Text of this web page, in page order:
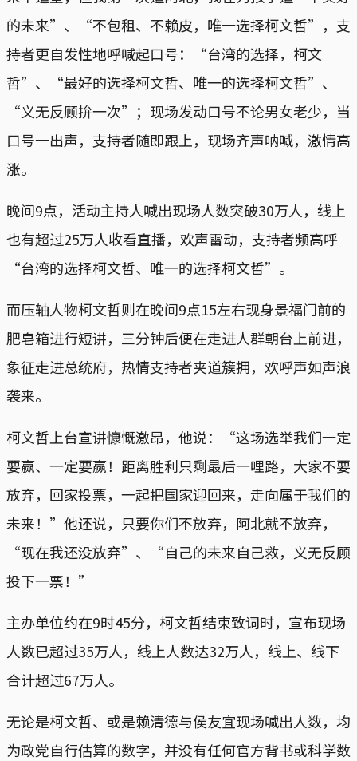
的未来”、“不包租、不赖皮，唯一选择柯文哲”，支
持者更自发性地呼喊起口号：“台湾的选择，柯文
哲”、“最好的选择柯文哲、唯一的选择柯文哲”、
“义无反顾拚一次”；现场发动口号不论男女老少，当
口号一出声，支持者随即跟上，现场齐声呐喊，激情高
涨。
晚间9点，活动主持人喊出现场人数突破30万人，线上
也有超过25万人收看直播，欢声雷动，支持者频高呼
“台湾的选择柯文哲、唯一的选择柯文哲”。
而压轴人物柯文哲则在晚间9点15左右现身景福门前的
肥皂箱进行短讲，三分钟后便在走进人群朝台上前进，
象征走进总统府，热情支持者夹道簇拥，欢呼声如声浪
袭来。
柯文哲上台宣讲慷慨激昂，他说：“这场选举我们一定
要赢、一定要赢！距离胜利只剩最后一哩路，大家不要
放弃，回家投票，一起把国家迎回来，走向属于我们的
未来！”他还说，只要你们不放弃，阿北就不放弃，
“现在我还没放弃”、“自己的未来自己救，义无反顾
投下一票！”
主办单位约在9时45分，柯文哲结束致词时，宣布现场
人数已超过35万人，线上人数达32万人，线上、线下
合计超过67万人。
无论是柯文哲、或是赖清德与侯友宜现场喊出人数，均
为政党自行估算的数字，并没有任何官方背书或科学数